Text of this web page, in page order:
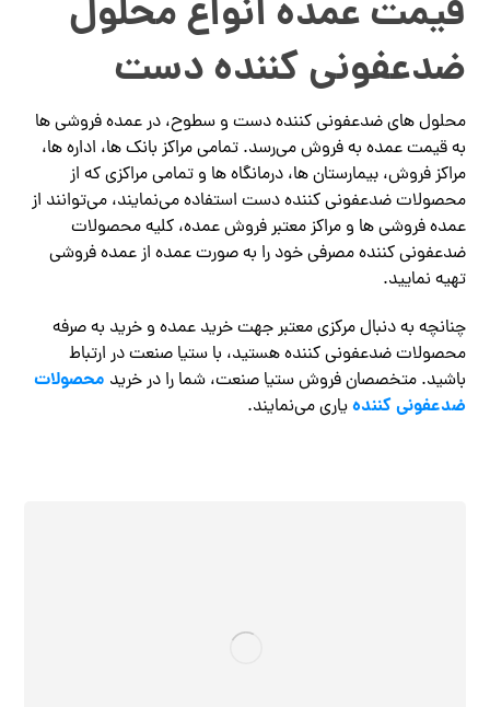
قیمت عمده انواع محلول
ضدعفونی کننده دست
محلول های ضدعفونی کننده دست و سطوح، در عمده فروشی ها
به قیمت عمده به فروش می‌رسد. تمامی مراکز بانک ها، اداره ها،
مراکز فروش، بیمارستان ها، درمانگاه ها و تمامی مراکزی که از
محصولات ضدعفونی کننده دست استفاده می‌نمایند، می‌توانند از
عمده فروشی ها و مراکز معتبر فروش عمده، کلیه محصولات
ضدعفونی کننده مصرفی خود را به صورت عمده از عمده فروشی
تهیه نمایید.
چنانچه به دنبال مرکزی معتبر جهت خرید عمده و خرید به صرفه
محصولات ضدعفونی کننده هستید، با ستیا صنعت در ارتباط
باشید. متخصصان فروش ستیا صنعت، شما را در خرید محصولات
ضدعفونی کنندهیاری می‌نمایند.